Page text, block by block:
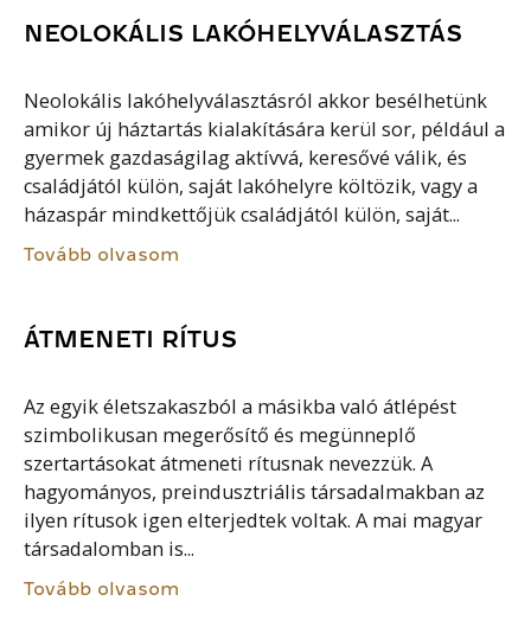
NEOLOKÁLIS LAKÓHELYVÁLASZTÁS
Neolokális lakóhelyválasztásról akkor besélhetünk
amikor új háztartás kialakítására kerül sor, például a
gyermek gazdaságilag aktívvá, keresővé válik, és
családjától külön, saját lakóhelyre költözik, vagy a
házaspár mindkettőjük családjától külön, saját...
Tovább olvasom
ÁTMENETI RÍTUS
Az egyik életszakaszból a másikba való átlépést
szimbolikusan megerősítő és megünneplő
szertartásokat átmeneti rítusnak nevezzük. A
hagyományos, preindusztriális társadalmakban az
ilyen rítusok igen elterjedtek voltak. A mai magyar
társadalomban is...
Tovább olvasom